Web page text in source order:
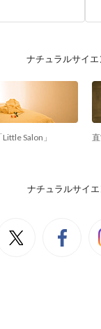
ナチュラルサイ
Salon」
ナチュラルサイエ